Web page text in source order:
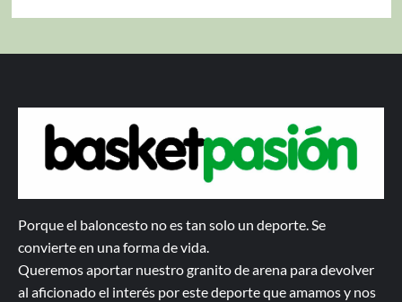
Porque el baloncesto no es tan solo un deporte. Se
convierte en una forma de vida.
Queremos aportar nuestro granito de arena para devolver
al aficionado el interés por este deporte que amamos y nos